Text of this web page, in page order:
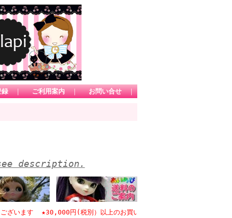
録 ｜ ご利用案内 ｜ お問い合せ ｜
description.
円(税別）以上のお買い物で日本国内送料無料 *1カートにてお